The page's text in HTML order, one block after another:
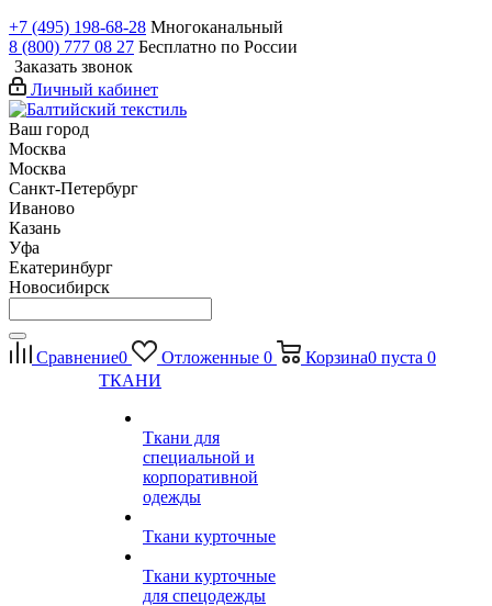
+7 (495) 198-68-28 Многоканальный
8 (800) 777 08 27 Бесплатно по России
Заказать звонок
Личный кабинет
Ваш город
Москва
Москва
Санкт-Петербург
Иваново
Казань
Уфа
Екатеринбург
Новосибирск
Сравнение0 Отложенные 0 Корзина0 пуста 0
ТКАНИ
Ткани для
специальной и
корпоративной
одежды
Ткани курточные
Ткани курточные
для спецодежды